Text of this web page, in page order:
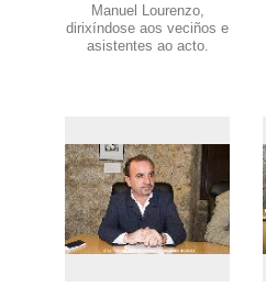
Manuel Lourenzo,
dirixíndose aos veciños e
asistentes ao acto.